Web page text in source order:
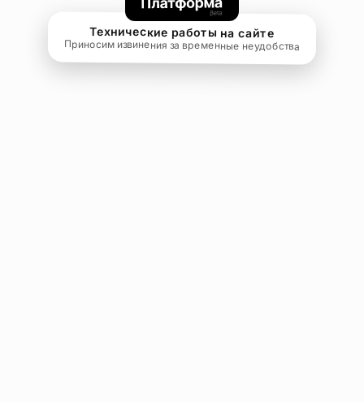
Технические работы на сайте
Приносим извинения за временные неудобства